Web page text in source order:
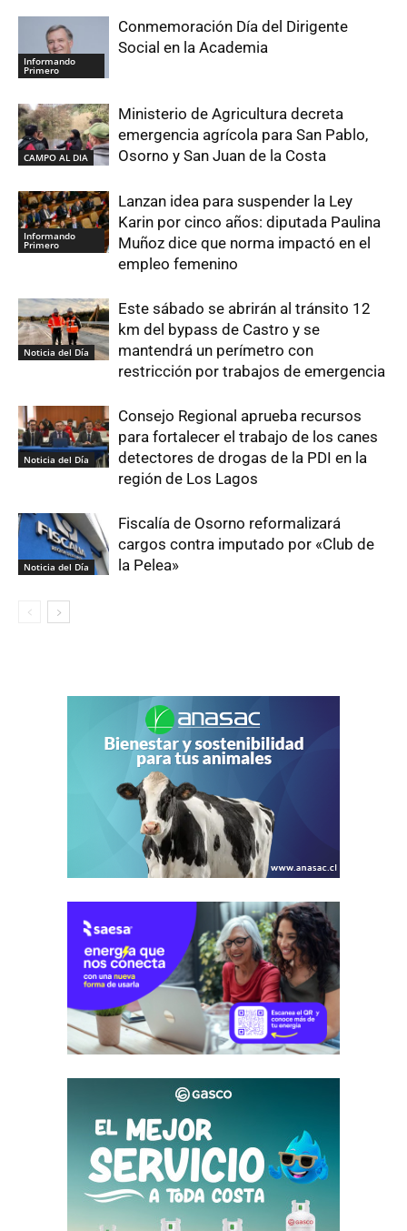
Informando
Primero
Conmemoración Día del Dirigente
Social en la Academia
CAMPO AL DIA
Ministerio de Agricultura decreta
emergencia agrícola para San Pablo,
Osorno y San Juan de la Costa
Informando
Primero
Lanzan idea para suspender la Ley
Karin por cinco años: diputada Paulina
Muñoz dice que norma impactó en el
empleo femenino
Noticia del Día
Este sábado se abrirán al tránsito 12
km del bypass de Castro y se
mantendrá un perímetro con
restricción por trabajos de emergencia
Noticia del Día
Consejo Regional aprueba recursos
para fortalecer el trabajo de los canes
detectores de drogas de la PDI en la
región de Los Lagos
Noticia del Día
Fiscalía de Osorno reformalizará
cargos contra imputado por «Club de
la Pelea»